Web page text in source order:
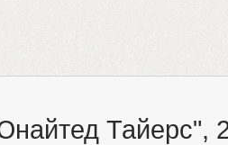
Тайерс",